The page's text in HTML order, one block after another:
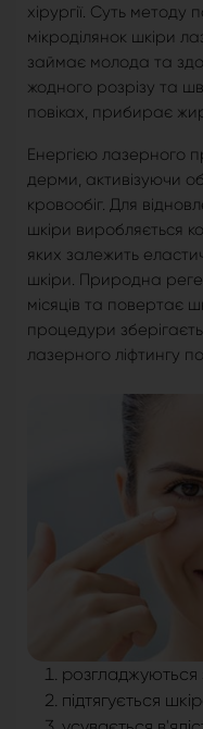
хірургії. Суть
мікроділянок шкіри
займає молода та
жодного розрізу та
повіках, прибирає
Енергією лазерного
дерми, активізуючи
кровообіг. Для
шкіри виробляється
яких залежить
шкіри. Природна
місяців та повертає
процедури
лазерного ліфтингу
підтягується